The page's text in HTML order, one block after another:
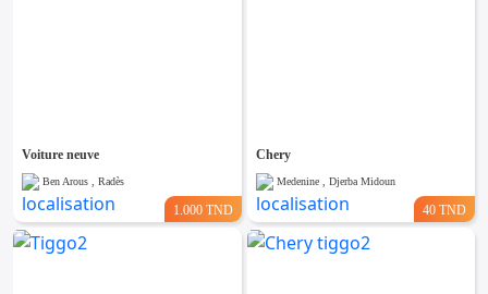
Voiture neuve
Ben Arous , Radès
1.000 TND
Chery
Medenine , Djerba Midoun
40 TND